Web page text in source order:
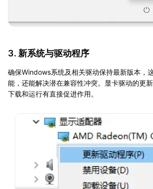
3. 新系统与驱动程序
确保Windows系统及相关驱动保持最新版本，
能，还能解决潜在兼容性冲突。显卡驱动的更
下载和运行有直接促进作用。